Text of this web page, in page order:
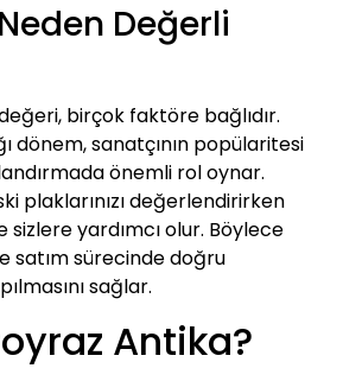
Değerli
birçok faktöre bağlıdır.
dönem, sanatçının popülaritesi
önemli rol oynar.
plaklarınızı değerlendirirken
sizlere yardımcı olur. Böylece
satım sürecinde doğru
sağlar.
Antika?